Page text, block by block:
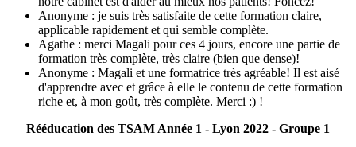
Anonyme : je suis très satisfaite de cette formation claire,
applicable rapidement et qui semble complète.
Agathe : merci Magali pour ces 4 jours, encore une partie de
formation très complète, très claire (bien que dense)!
Anonyme : Magali et une formatrice très agréable! Il est aisé
d'apprendre avec et grâce à elle le contenu de cette formation
riche et, à mon goût, très complète. Merci :) !
Rééducation des TSAM Année 1 - Lyon 2022 - Groupe 1